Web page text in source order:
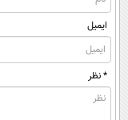
ایمیل
* نظر